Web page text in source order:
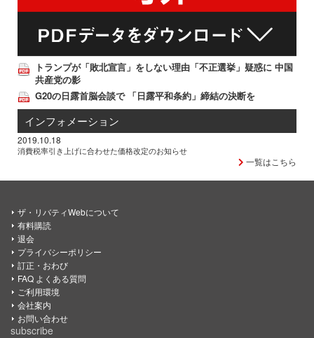
トランプが「敗北宣言」をしない理由「不正選挙」疑惑に 中国
共産党の影
G20の日露首脳会談で 「日露平和条約」締結の決断を
インフォメーション
2019.10.18
消費税率引き上げに合わせた価格改定のお知らせ
一覧はこちら
ザ・リバティWebについて
有料購読
退会
プライバシーポリシー
訂正・おわび
FAQ よくある質問
ご利用環境
会社案内
お問い合わせ
subscribe